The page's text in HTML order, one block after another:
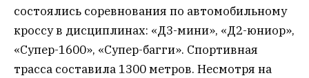
состоялись соревнования по автомобильному
кроссу в дисциплинах: «Д3-мини», «Д2-юниор»,
«Супер-1600», «Супер-багги». Спортивная
трасса составила 1300 метров. Несмотря на